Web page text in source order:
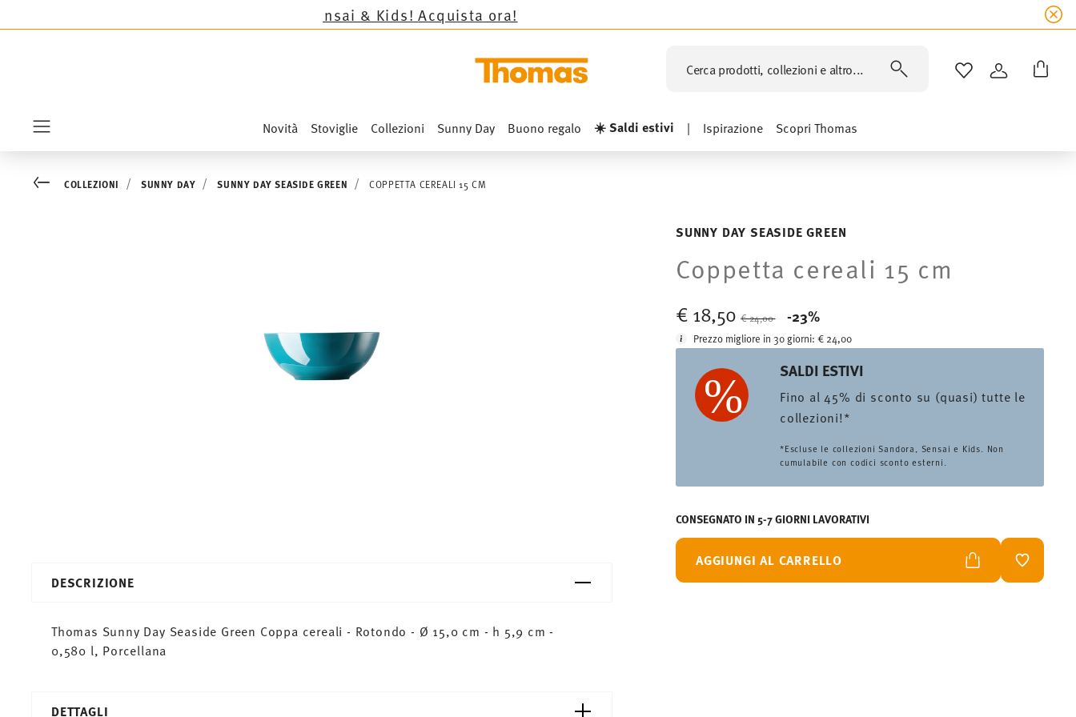
tranne le novità Sandora, Sensai & Kids!Acquista ora!
Cerca prodotti, collezioni e altro... LISTA DESIDERI
ACCEDI
Novità Stoviglie Collezioni Sunny Day Buono regalo ☀️ Saldi estivi | Ispirazione Scopri Thomas
SUNNY DAY SEASIDE GREEN
Coppetta cereali 15 cm
€ 18,50€ 24,00
-23%
Prezzo migliore in 30 giorni:€ 24,00
SALDI ESTIVI
Fino al 45% di sconto su (quasi) tutte le
collezioni!*
*Escluse le collezioni Sandora, Sensai e Kids. Non
cumulabile con codici sconto esterni.
CONSEGNATO IN 5-7 GIORNI LAVORATIVI
AGGIUNGI AL CARRELLO LISTA
Go backCOLLEZIONI SUNNY DAY SUNNY DAY SEASIDE GREEN COPPETTA CEREALI 15 CM
DESCRIZIONE
Thomas Sunny Day Seaside Green Coppa cereali - Rotondo - Ø 15,0 cm - h 5,9 cm -
0,580 l, Porcellana
DETTAGLI